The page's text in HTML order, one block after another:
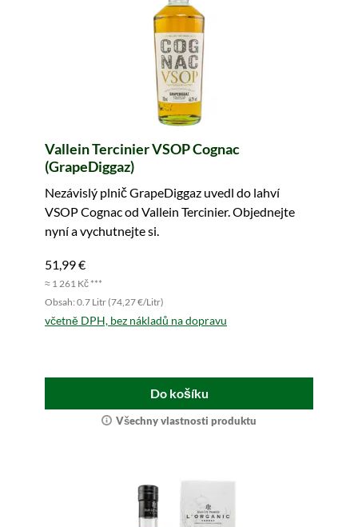
Vallein Tercinier VSOP Cognac
(GrapeDiggaz)
Nezávislý plnič GrapeDiggaz uvedl do lahví
VSOP Cognac od Vallein Tercinier. Objednejte
nyní a vychutnejte si.
51,99 €
≈ 1 261 Kč ***
Obsah: 0.7 Litr (74,27 €/Litr)
včetně DPH, bez nákladů na dopravu
Do košíku
Všechny vlastnosti produktu